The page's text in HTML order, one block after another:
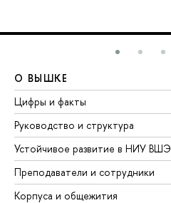
О ВЫШКЕ
Цифры и факты
Руководство и структура
Устойчивое развитие в НИУ ВШЭ
Преподаватели и сотрудники
Корпуса и общежития